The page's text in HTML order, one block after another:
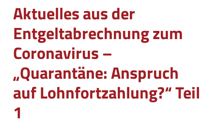
Aktuelles aus der
Entgeltabrechnung zum
Coronavirus –
„Quarantäne: Anspruch
auf Lohnfortzahlung?“ Teil
1